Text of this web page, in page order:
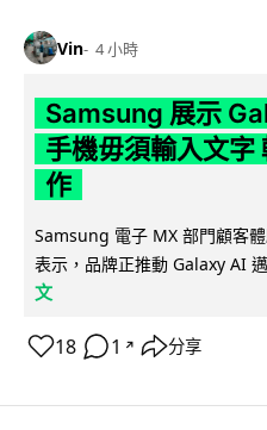
Vin 4 小時
Samsung 展示
手機毋須輸入文字
作
Samsung 電子 MX 部門顧客
表示，品牌正推動 Galaxy AI
文
18 1 ↗ 分享